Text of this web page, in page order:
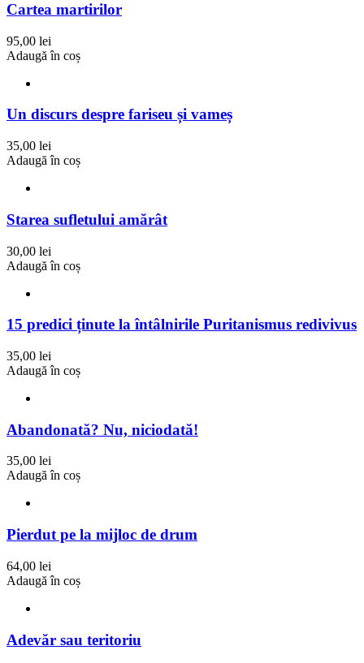
Cartea martirilor
95,00 lei
Adaugă în coș
Un discurs despre fariseu și vameș
35,00 lei
Adaugă în coș
Starea sufletului amărât
30,00 lei
Adaugă în coș
15 predici ținute la întâlnirile Puritanismus redivivus
35,00 lei
Adaugă în coș
Abandonată? Nu, niciodată!
35,00 lei
Adaugă în coș
Pierdut pe la mijloc de drum
64,00 lei
Adaugă în coș
Adevăr sau teritoriu